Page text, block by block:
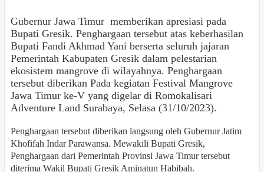
Gubernur Jawa Timur memberikan apresiasi pada
Bupati Gresik. Penghargaan tersebut atas keberhasilan
Bupati Fandi Akhmad Yani berserta seluruh jajaran
Pemerintah Kabupaten Gresik dalam pelestarian
ekosistem mangrove di wilayahnya. Penghargaan
tersebut diberikan Pada kegiatan Festival Mangrove
Jawa Timur ke-V yang digelar di Romokalisari
Adventure Land Surabaya, Selasa (31/10/2023).
Penghargaan tersebut diberikan langsung oleh Gubernur Jatim
Khofifah Indar Parawansa. Mewakili Bupati Gresik,
Penghargaan dari Pemerintah Provinsi Jawa Timur tersebut
diterima Wakil Bupati Gresik Aminatun Habibah.